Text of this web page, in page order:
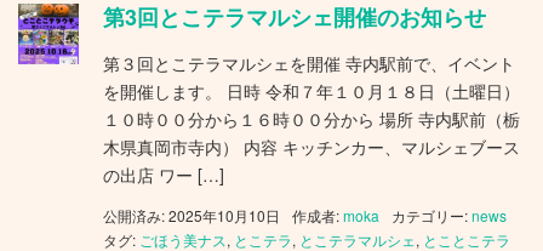
第3回とこテラマルシェ開催のお知らせ
第３回とこテラマルシェを開催 寺内駅前で、イベント
を開催します。 日時 令和７年１０月１８日（土曜日）
１０時００分から１６時００分から 場所 寺内駅前（栃
木県真岡市寺内） 内容 キッチンカー、マルシェブース
の出店 ワー […]
公開済み: 2025年10月10日 作成者:moka カテゴリー:news
タグ: ごほう美ナス, とこテラ, とこテラマルシェ, とことこテラ